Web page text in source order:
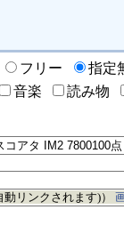
フリー 指定
音楽 読み物
リンクされます)）